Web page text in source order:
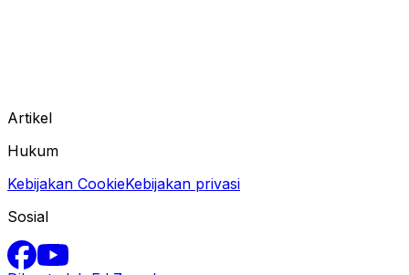
Artikel
Hukum
Kebijakan CookieKebijakan privasi
Sosial